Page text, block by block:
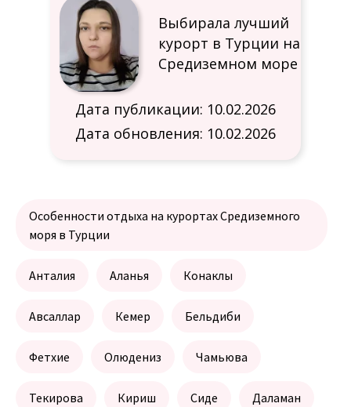
Дата публикации: 10.02.2026
Дата обновления: 10.02.2026
Выбирала лучший
курорт в Турции на
Средиземном море
Особенности отдыха на курортах Средиземного
моря в Турции
Анталия Аланья Конаклы
Авсаллар Кемер Бельдиби
Фетхие Олюдениз Чамьюва
Текирова Кириш Сиде Даламан